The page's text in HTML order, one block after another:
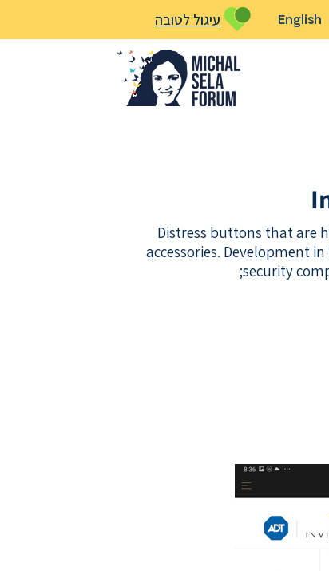
English עיגול לטובה
Distress buttons that are
accessories. Development
security